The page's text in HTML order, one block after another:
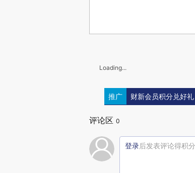
Loading...
推广 财新会员积分兑好礼
评论区 0
登录后发表评论得积分